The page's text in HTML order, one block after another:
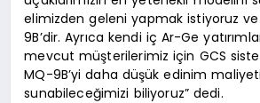
elimizden geleni yapmak istiyoruz
9B’dir. Ayrıca kendi iç Ar-Ge
mevcut müşterilerimiz için GCS
MQ-9B’yi daha düşük edinim
sunabileceğimizi biliyoruz” dedi.